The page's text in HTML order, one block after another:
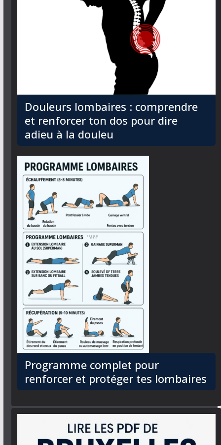
Douleurs lombaires : comprendre
et renforcer ton dos pour dire
adieu à la douleu
Programme complet pour
renforcer et protéger tes lombaires